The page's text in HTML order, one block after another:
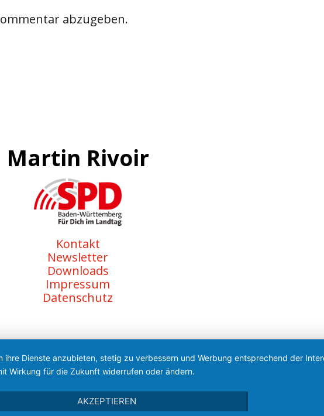
abzugeben.
Martin Rivoir
Kontakt
Newsletter
Downloads
Impressum
Datenschutz
Dienste anzubieten, stetig zu verbessern und Werbung entsprechend der
Wirkung für die Zukunft widerrufen oder ändern.
AKZEPTIEREN